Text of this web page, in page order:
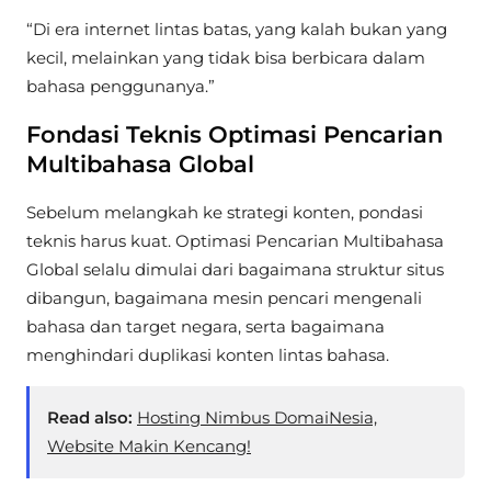
“Di era internet lintas batas, yang kalah bukan yang
kecil, melainkan yang tidak bisa berbicara dalam
bahasa penggunanya.”
Fondasi Teknis Optimasi Pencarian
Multibahasa Global
Sebelum melangkah ke strategi konten, pondasi
teknis harus kuat. Optimasi Pencarian Multibahasa
Global selalu dimulai dari bagaimana struktur situs
dibangun, bagaimana mesin pencari mengenali
bahasa dan target negara, serta bagaimana
menghindari duplikasi konten lintas bahasa.
Read also: Hosting Nimbus DomaiNesia,
Website Makin Kencang!